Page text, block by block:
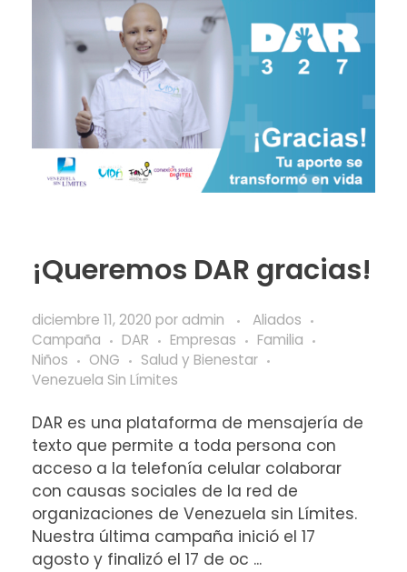
¡Queremos DAR gracias!
diciembre 11, 2020 por admin
Aliados
Campaña
DAR Empresas
Familia
Niños
ONG
Salud y Bienestar
Venezuela Sin Límites
DAR es una plataforma de mensajería de
texto que permite a toda persona con
acceso a la telefonía celular colaborar
con causas sociales de la red de
organizaciones de Venezuela sin Límites.
Nuestra última campaña inició el 17
agosto y finalizó el 17 de oc ...